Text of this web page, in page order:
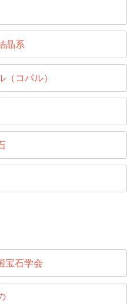
晶系
（コパル）
宝石学会